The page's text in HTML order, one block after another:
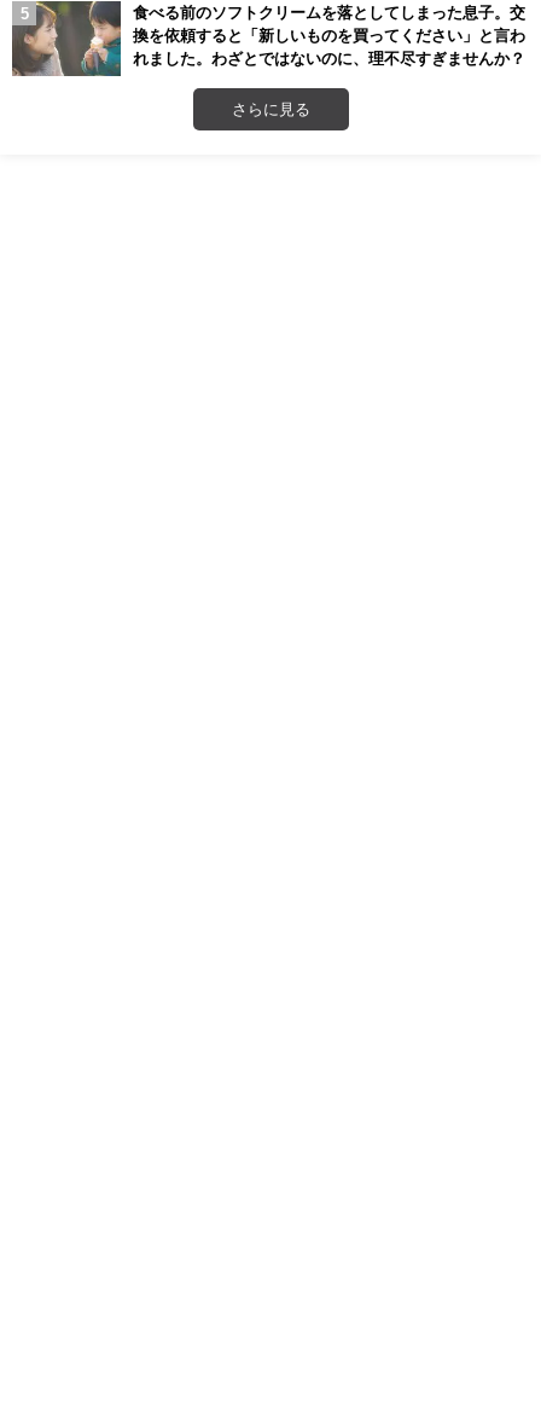
食べる前のソフトクリームを落としてしまった息子。交
換を依頼すると「新しいものを買ってください」と言わ
れました。わざとではないのに、理不尽すぎませんか？
さらに見る